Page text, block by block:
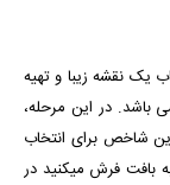
یک نقشه زیبا و تهیه
باشد. در این مرحله،
شاخص برای انتخاب
بافت فرش میکنید در